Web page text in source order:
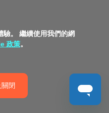
。 繼續使用我們的網
政策。
閉